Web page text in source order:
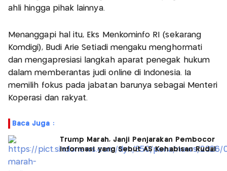
ahli hingga pihak lainnya.
Menanggapi hal itu, Eks Menkominfo RI (sekarang
Komdigi), Budi Arie Setiadi mengaku menghormati
dan mengapresiasi langkah aparat penegak hukum
dalam memberantas judi online di Indonesia. Ia
memilih fokus pada jabatan barunya sebagai Menteri
Koperasi dan rakyat.
Baca Juga :
Trump Marah, Janji Penjarakan Pembocor
Informasi yang Sebut AS Kehabisan Rudal